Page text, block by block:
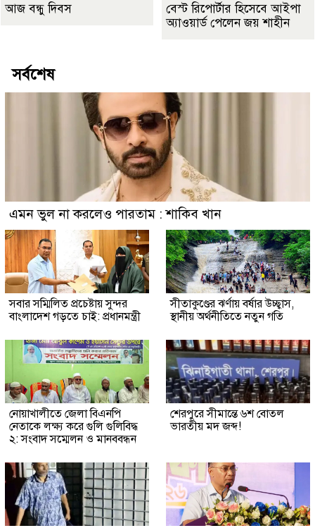
আজ বন্ধু দিবস
বেস্ট রিপোর্টার হিসেবে আইপা
অ্যাওয়ার্ড পেলেন জয় শাহীন
সর্বশেষ
এমন ভুল না করলেও পারতাম : শাকিব খান
সবার সম্মিলিত প্রচেষ্টায় সুন্দর
বাংলাদেশ গড়তে চাই: প্রধানমন্ত্রী
সীতাকুণ্ডের ঝর্ণায় বর্ষার উচ্ছ্বাস,
স্থানীয় অর্থনীতিতে নতুন গতি
নোয়াখালীতে জেলা বিএনপি
নেতাকে লক্ষ্য করে গুলি গুলিবিদ্ধ
২: সংবাদ সম্মেলন ও মানববন্ধন
শেরপুরে সীমান্তে ৬শ বোতল
ভারতীয় মদ জব্দ!